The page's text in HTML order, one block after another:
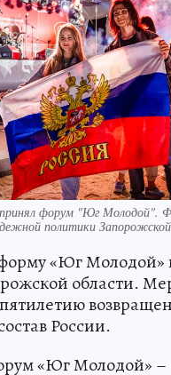
принял форум "Юг Молодой".
политики
«Юг Молодой»
области.
России.
«Юг Молодой» –